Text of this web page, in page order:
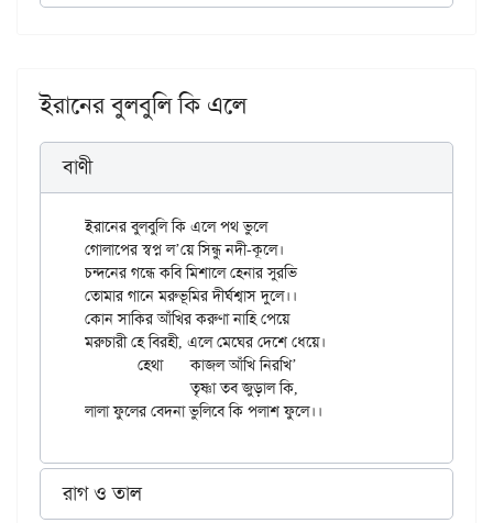
ইরানের বুলবুলি কি এলে
বাণী
ইরানের বুলবুলি কি এলে পথ ভুলে
গোলাপের স্বপ্ন ল’য়ে সিন্ধু নদী-কূলে।
চন্দনের গন্ধে কবি মিশালে হেনার সুরভি
তোমার গানে মরুভূমির দীর্ঘশ্বাস দুলে।।
কোন সাকির আঁখির করুণা নাহি পেয়ে
মরুচারী হে বিরহী, এলে মেঘের দেশে ধেয়ে।
		তৃষ্ণা তব জুড়াল কি,
রাগ ও তাল